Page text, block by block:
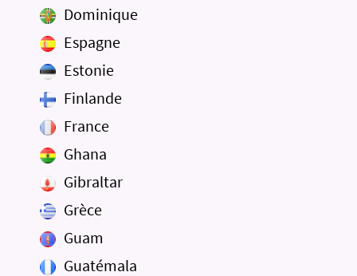
Dominique
Espagne
Estonie
Finlande
France
Ghana
Gibraltar
Grèce
Guam
Guatémala